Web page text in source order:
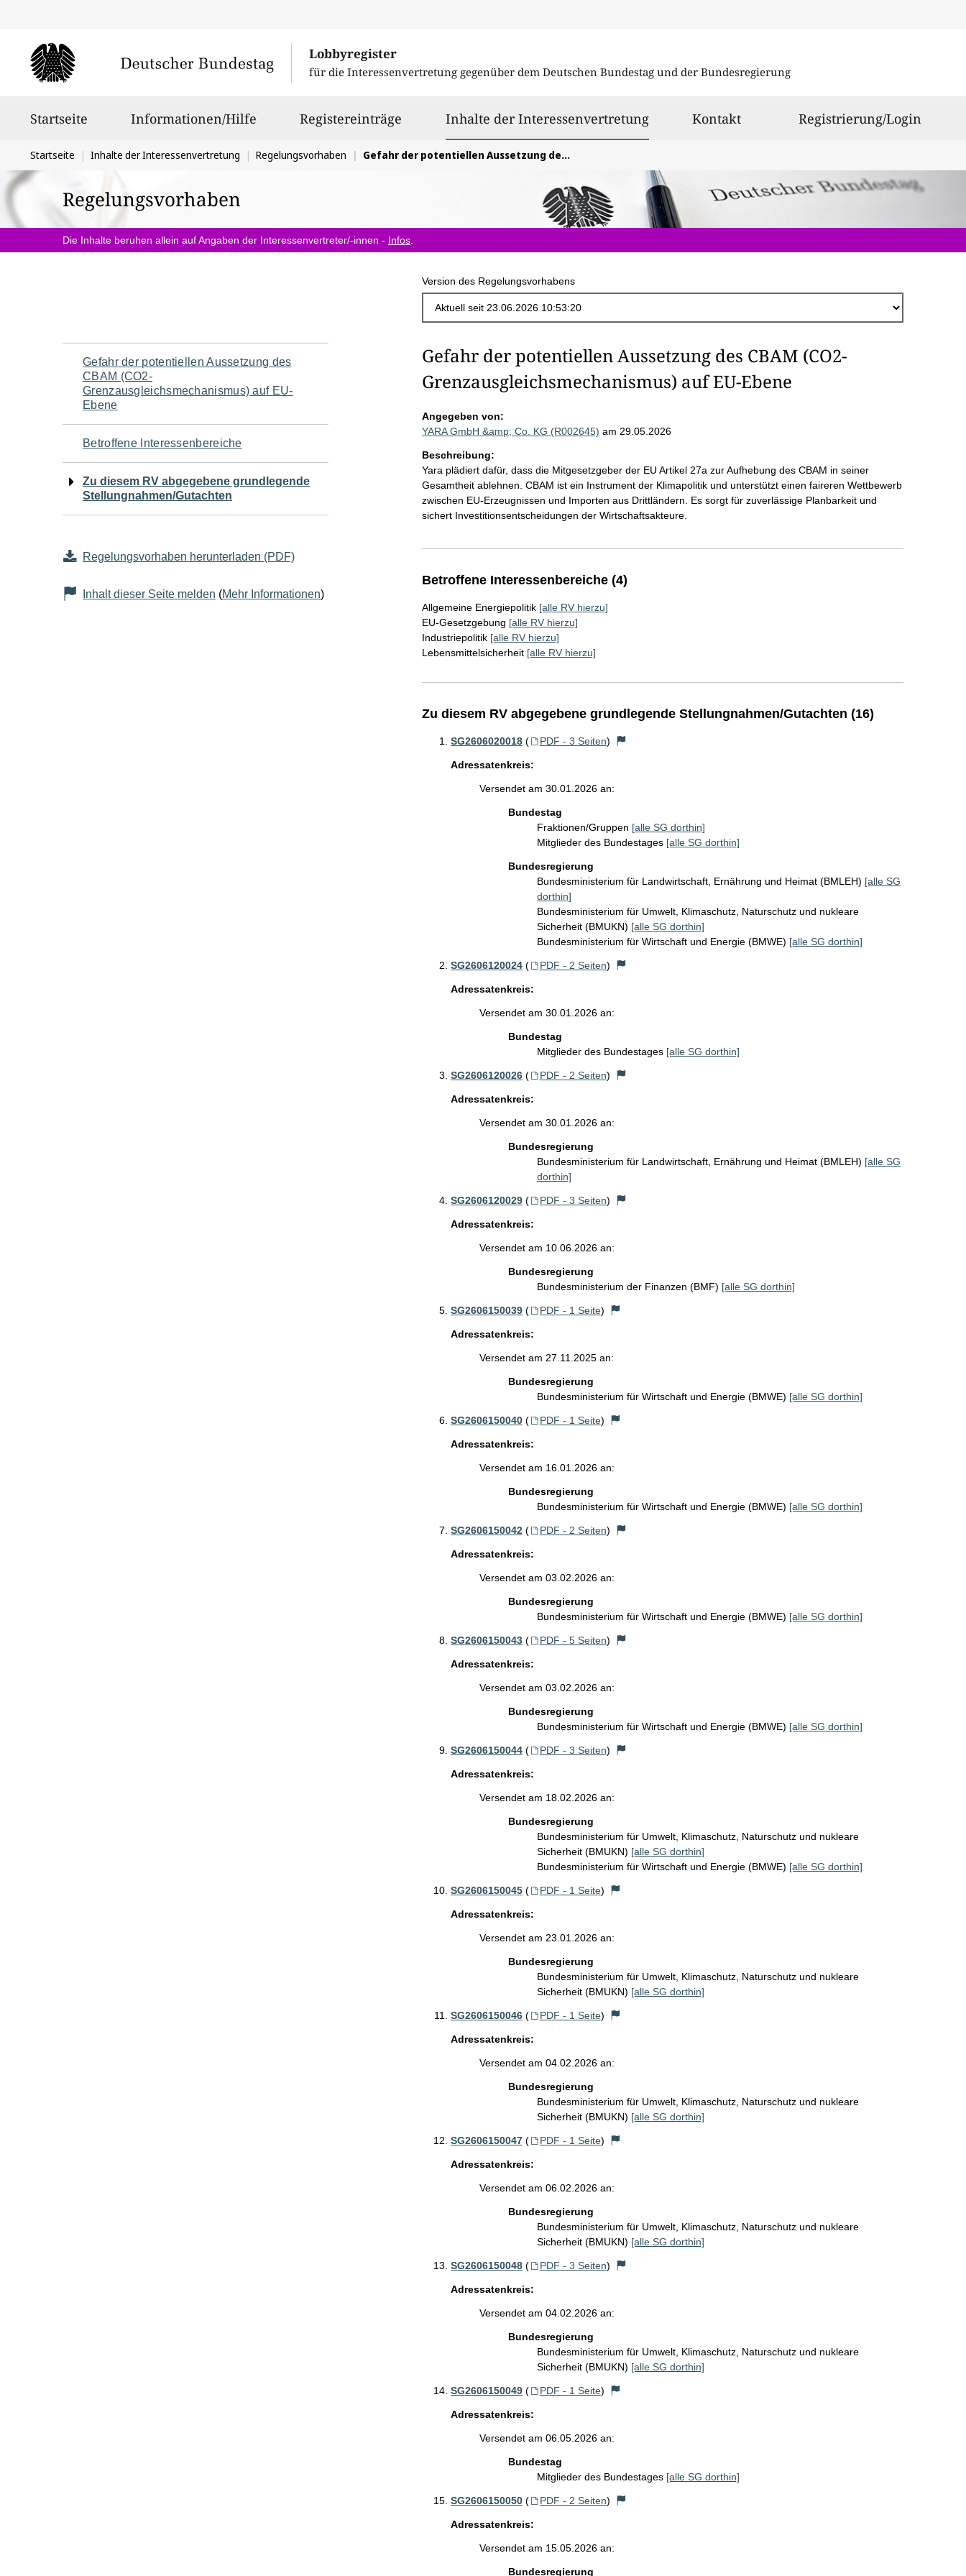
Lobbyregister
für die Interessenvertretung gegenüber dem Deutschen Bundestag und der Bundesregierung
Startseite Informationen/Hilfe Registereinträge Inhalte der Interessenvertretungausgewählt
Kontakt Registrierung/Login
Sie
befinden
sich
hier:
Startseite Inhalte der Interessenvertretung Regelungsvorhaben Gefahr der potentiellen Aussetzung des CBAM (CO2-Grenzausgleichsmechanismus) auf EU-Ebene
Regelungsvorhaben
Die Inhalte beruhen allein auf Angaben der Interessenvertreter/-innen - Infos
Version des Regelungsvorhabens
Navigation
für
den
Seiteninhalt
Gefahr der potentiellen Aussetzung des
CBAM (CO2-
Grenzausgleichsmechanismus) auf EU-
Ebene
Betroffene Interessenbereiche
Zu diesem RV abgegebene grundlegende
Stellungnahmen/Gutachten
Regelungsvorhaben herunterladen (PDF)
Inhalt dieser Seite melden (Mehr Informationen)
Gefahr der potentiellen Aussetzung des CBAM (CO2-
Grenzausgleichsmechanismus) auf EU-Ebene
Angegeben von:
YARA GmbH &amp; Co. KG (R002645) am 29.05.2026
Beschreibung:
Yara plädiert dafür, dass die Mitgesetzgeber der EU Artikel 27a zur Aufhebung des CBAM in seiner
Gesamtheit ablehnen. CBAM ist ein Instrument der Klimapolitik und unterstützt einen faireren Wettbewerb
zwischen EU-Erzeugnissen und Importen aus Drittländern. Es sorgt für zuverlässige Planbarkeit und
sichert Investitionsentscheidungen der Wirtschaftsakteure.
Betroffene Interessenbereiche (4)
Allgemeine Energiepolitik [alle RV hierzu]
EU-Gesetzgebung [alle RV hierzu]
Industriepolitik [alle RV hierzu]
Lebensmittelsicherheit [alle RV hierzu]
Zu diesem RV abgegebene grundlegende Stellungnahmen/Gutachten (16)
SG2606020018 ( PDF - 3 Seiten)
Adressatenkreis:
Versendet am 30.01.2026 an:
Bundestag
Fraktionen/Gruppen [alle SG dorthin]
Mitglieder des Bundestages [alle SG dorthin]
Bundesregierung
Bundesministerium für Landwirtschaft, Ernährung und Heimat (BMLEH) [alle SG
dorthin]
Bundesministerium für Umwelt, Klimaschutz, Naturschutz und nukleare
Sicherheit (BMUKN) [alle SG dorthin]
Bundesministerium für Wirtschaft und Energie (BMWE) [alle SG dorthin]
SG2606120024 ( PDF - 2 Seiten)
Adressatenkreis:
Versendet am 30.01.2026 an:
Bundestag
Mitglieder des Bundestages [alle SG dorthin]
SG2606120026 ( PDF - 2 Seiten)
Adressatenkreis:
Versendet am 30.01.2026 an:
Bundesregierung
Bundesministerium für Landwirtschaft, Ernährung und Heimat (BMLEH) [alle SG
dorthin]
SG2606120029 ( PDF - 3 Seiten)
Adressatenkreis:
Versendet am 10.06.2026 an:
Bundesregierung
Bundesministerium der Finanzen (BMF) [alle SG dorthin]
SG2606150039 ( PDF - 1 Seite)
Adressatenkreis:
Versendet am 27.11.2025 an:
Bundesregierung
Bundesministerium für Wirtschaft und Energie (BMWE) [alle SG dorthin]
SG2606150040 ( PDF - 1 Seite)
Adressatenkreis:
Versendet am 16.01.2026 an:
Bundesregierung
Bundesministerium für Wirtschaft und Energie (BMWE) [alle SG dorthin]
SG2606150042 ( PDF - 2 Seiten)
Adressatenkreis:
Versendet am 03.02.2026 an:
Bundesregierung
Bundesministerium für Wirtschaft und Energie (BMWE) [alle SG dorthin]
SG2606150043 ( PDF - 5 Seiten)
Adressatenkreis:
Versendet am 03.02.2026 an:
Bundesregierung
Bundesministerium für Wirtschaft und Energie (BMWE) [alle SG dorthin]
SG2606150044 ( PDF - 3 Seiten)
Adressatenkreis:
Versendet am 18.02.2026 an:
Bundesregierung
Bundesministerium für Umwelt, Klimaschutz, Naturschutz und nukleare
Sicherheit (BMUKN) [alle SG dorthin]
Bundesministerium für Wirtschaft und Energie (BMWE) [alle SG dorthin]
SG2606150045 ( PDF - 1 Seite)
Adressatenkreis:
Versendet am 23.01.2026 an:
Bundesregierung
Bundesministerium für Umwelt, Klimaschutz, Naturschutz und nukleare
Sicherheit (BMUKN) [alle SG dorthin]
SG2606150046 ( PDF - 1 Seite)
Adressatenkreis:
Versendet am 04.02.2026 an:
Bundesregierung
Bundesministerium für Umwelt, Klimaschutz, Naturschutz und nukleare
Sicherheit (BMUKN) [alle SG dorthin]
SG2606150047 ( PDF - 1 Seite)
Adressatenkreis:
Versendet am 06.02.2026 an:
Bundesregierung
Bundesministerium für Umwelt, Klimaschutz, Naturschutz und nukleare
Sicherheit (BMUKN) [alle SG dorthin]
SG2606150048 ( PDF - 3 Seiten)
Adressatenkreis:
Versendet am 04.02.2026 an:
Bundesregierung
Bundesministerium für Umwelt, Klimaschutz, Naturschutz und nukleare
Sicherheit (BMUKN) [alle SG dorthin]
SG2606150049 ( PDF - 1 Seite)
Adressatenkreis:
Versendet am 06.05.2026 an:
Bundestag
Mitglieder des Bundestages [alle SG dorthin]
SG2606150050 ( PDF - 2 Seiten)
Adressatenkreis:
Versendet am 15.05.2026 an:
Bundesregierung